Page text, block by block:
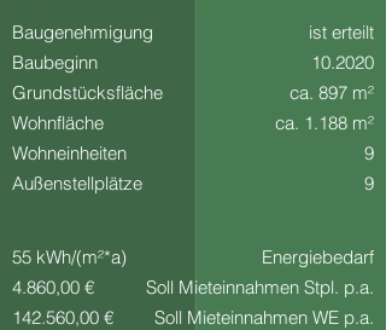
Baugenehmigung
Baubeginn
Grundstücksfläche
Wohnfläche
Wohneinheiten
Außenstellplätze
ist erteilt
10.2020
ca. 897 m²
ca. 1.188 m²
9
9
55 kWh/(m²*a)
4.860,00 €
142.560,00 €
Energiebedarf
Soll Mieteinnahmen Stpl. p.a.
Soll Mieteinnahmen WE p.a.